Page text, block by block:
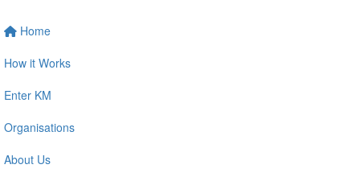
Home
How it Works
Enter KM
Organisations
About Us